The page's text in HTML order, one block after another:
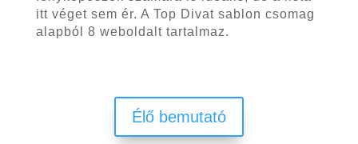
itt véget sem ér. A Top Divat sablon csomag
alapból 8 weboldalt tartalmaz.
Élő bemutató